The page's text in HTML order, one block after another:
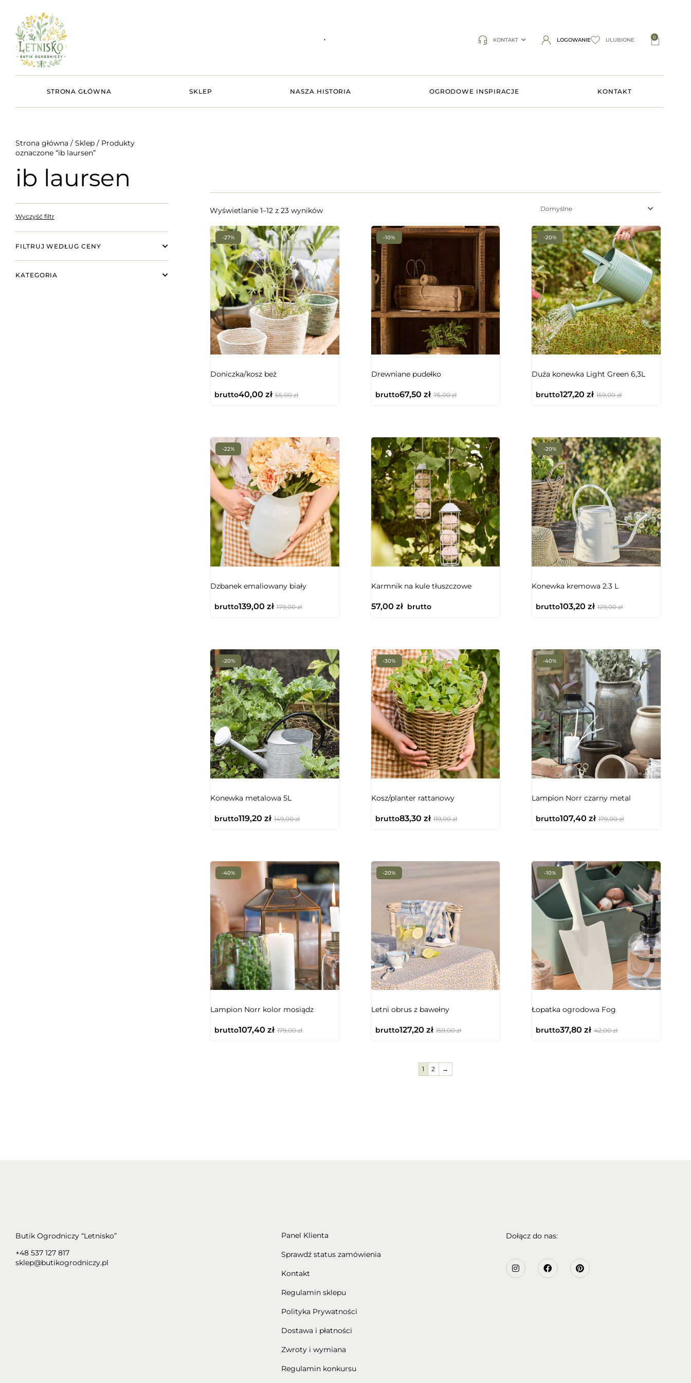
KONTAKT LOGOWANIE ULUBIONE 0
STRONA GŁÓWNA SKLEP NASZA HISTORIA OGRODOWE INSPIRACJE KONTAKT
Strona główna / Sklep / Produkty
oznaczone “ib laursen”
ib laursen
Wyczyść filtr
FILTRUJ WEDŁUG CENY
KATEGORIA
Wyświetlanie 1–12 z 23 wyników Domyślne
-27%
Doniczka/kosz beż
55,00zł
40,00 zł
brutto
-10%
Drewniane pudełko
75,00zł
67,50 zł
brutto
-20%
Duża konewka Light Green 6,3L
159,00zł
127,20zł
brutto
-22%
Dzbanek emaliowany biały
179,00zł
139,00 zł
brutto
Karmnik na kule tłuszczowe
57,00 złbrutto
-20%
Konewka kremowa 2.3 L
129,00zł
103,20zł
brutto
-20%
Konewka metalowa 5L
149,00zł
119,20 zł
brutto
-30%
Kosz/planter rattanowy
119,00zł
83,30 zł
brutto
-40%
Lampion Norr czarny metal
179,00zł
107,40zł
brutto
-40%
Lampion Norr kolor mosiądz
179,00zł
107,40 zł
brutto
-20%
Letni obrus z bawełny
159,00zł
127,20 zł
brutto
-10%
Łopatka ogrodowa Fog
42,00zł
37,80zł
brutto
1 2 →
Butik Ogrodniczy “Letnisko”
+48 537 127 817
sklep@butikogrodniczy.pl
Panel Klienta
Sprawdź status zamówienia
Kontakt
Regulamin sklepu
Polityka Prywatności
Dostawa i płatności
Zwroty i wymiana
Regulamin konkursu
Dołącz do nas: